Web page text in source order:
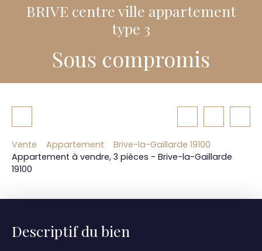
BRIVE centre ville appartement
type 3
Sous compromis
Vente Appartement
Brive-la-Gaillarde 19100
Appartement à vendre, 3 pièces - Brive-la-Gaillarde
19100
Descriptif du bien